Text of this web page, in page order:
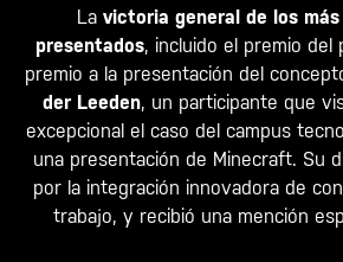
La victoria general de los
presentados, incluido el premio del
premio a la presentación del
der Leeden, un participante que
excepcional el caso del campus
una presentación de Minecraft. Su
por la integración innovadora de
trabajo, y recibió una mención